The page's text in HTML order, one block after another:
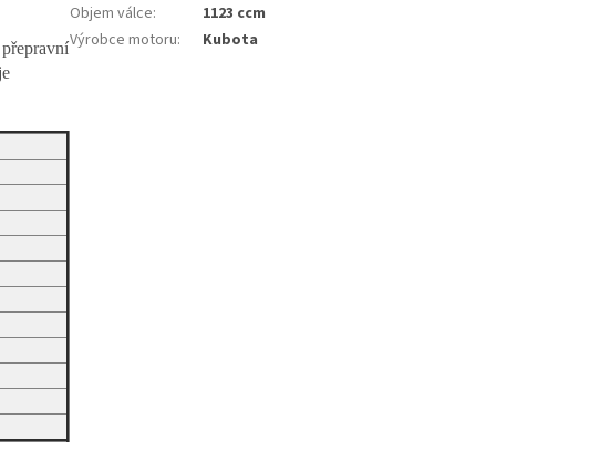
Objem válce:
1123 ccm
Výrobce motoru: Kubota